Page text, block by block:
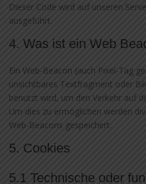
Dieser Code wird auf unseren
ausgeführt.
4. Was ist ein Web
Ein Web-Beacon (auch Pixel-Tag
unsichtbares Textfragment oder
benutzt wird, um den Verkehr auf
Um dies zu ermöglichen werden
Web-Beacons gespeichert.
5. Cookies
5.1 Technische oder